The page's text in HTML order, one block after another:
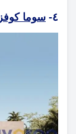
٤- سوما كوفز